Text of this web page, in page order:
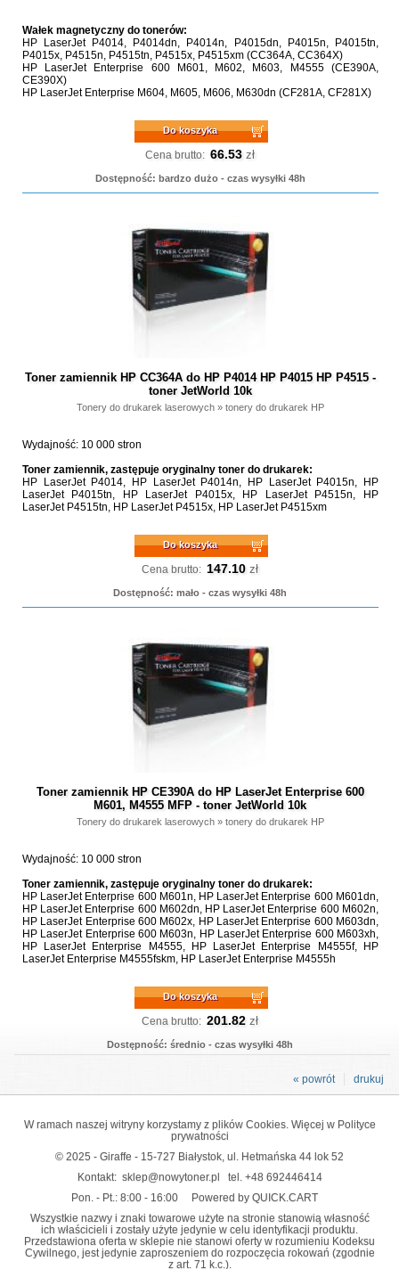
Wałek magnetyczny do tonerów:
HP LaserJet P4014, P4014dn, P4014n, P4015dn, P4015n, P4015tn,
P4015x, P4515n, P4515tn, P4515x, P4515xm (CC364A, CC364X)
HP LaserJet Enterprise 600 M601, M602, M603, M4555 (CE390A,
CE390X)
HP LaserJet Enterprise M604, M605, M606, M630dn (CF281A, CF281X)
Do koszyka
Cena brutto: 66.53 zł
Dostępność: bardzo dużo - czas wysyłki 48h
Toner zamiennik HP CC364A do HP P4014 HP P4015 HP P4515 -
toner JetWorld 10k
Tonery do drukarek laserowych» tonery do drukarek HP
Wydajność: 10 000 stron
Toner zamiennik, zastępuje oryginalny toner do drukarek:
HP LaserJet P4014, HP LaserJet P4014n, HP LaserJet P4015n, HP
LaserJet P4015tn, HP LaserJet P4015x, HP LaserJet P4515n, HP
LaserJet P4515tn, HP LaserJet P4515x, HP LaserJet P4515xm
Do koszyka
Cena brutto: 147.10 zł
Dostępność: mało - czas wysyłki 48h
Toner zamiennik HP CE390A do HP LaserJet Enterprise 600
M601, M4555 MFP - toner JetWorld 10k
Tonery do drukarek laserowych» tonery do drukarek HP
Wydajność: 10 000 stron
Toner zamiennik, zastępuje oryginalny toner do drukarek:
HP LaserJet Enterprise 600 M601n, HP LaserJet Enterprise 600 M601dn,
HP LaserJet Enterprise 600 M602dn, HP LaserJet Enterprise 600 M602n,
HP LaserJet Enterprise 600 M602x, HP LaserJet Enterprise 600 M603dn,
HP LaserJet Enterprise 600 M603n, HP LaserJet Enterprise 600 M603xh,
HP LaserJet Enterprise M4555, HP LaserJet Enterprise M4555f, HP
LaserJet Enterprise M4555fskm, HP LaserJet Enterprise M4555h
Do koszyka
Cena brutto: 201.82 zł
Dostępność: średnio - czas wysyłki 48h
drukuj
« powrót
W ramach naszej witryny korzystamy z plików Cookies. Więcej w Polityce
prywatności
© 2025 - Giraffe - 15-727 Białystok, ul. Hetmańska 44 lok 52
Kontakt: sklep@nowytoner.pl tel. +48 692446414
Pon. - Pt.: 8:00 - 16:00
Powered by QUICK.CART
Wszystkie nazwy i znaki towarowe użyte na stronie stanowią własność
ich właścicieli i zostały użyte jedynie w celu identyfikacji produktu.
Przedstawiona oferta w sklepie nie stanowi oferty w rozumieniu Kodeksu
Cywilnego, jest jedynie zaproszeniem do rozpoczęcia rokowań (zgodnie
z art. 71 k.c.).